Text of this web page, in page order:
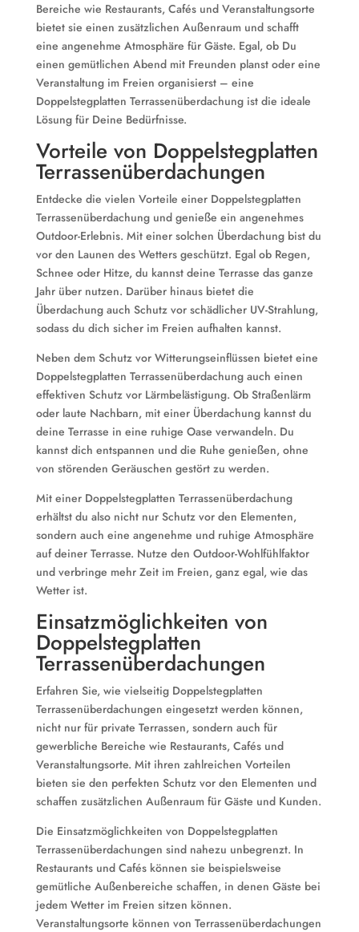
Bereiche wie Restaurants, Cafés und Veranstaltungsorte
bietet sie einen zusätzlichen Außenraum und schafft
eine angenehme Atmosphäre für Gäste. Egal, ob Du
einen gemütlichen Abend mit Freunden planst oder eine
Veranstaltung im Freien organisierst – eine
Doppelstegplatten Terrassenüberdachung ist die ideale
Lösung für Deine Bedürfnisse.
Vorteile von Doppelstegplatten
Terrassenüberdachungen
Entdecke die vielen Vorteile einer Doppelstegplatten
Terrassenüberdachung und genieße ein angenehmes
Outdoor-Erlebnis. Mit einer solchen Überdachung bist du
vor den Launen des Wetters geschützt. Egal ob Regen,
Schnee oder Hitze, du kannst deine Terrasse das ganze
Jahr über nutzen. Darüber hinaus bietet die
Überdachung auch Schutz vor schädlicher UV-Strahlung,
sodass du dich sicher im Freien aufhalten kannst.
Neben dem Schutz vor Witterungseinflüssen bietet eine
Doppelstegplatten Terrassenüberdachung auch einen
effektiven Schutz vor Lärmbelästigung. Ob Straßenlärm
oder laute Nachbarn, mit einer Überdachung kannst du
deine Terrasse in eine ruhige Oase verwandeln. Du
kannst dich entspannen und die Ruhe genießen, ohne
von störenden Geräuschen gestört zu werden.
Mit einer Doppelstegplatten Terrassenüberdachung
erhältst du also nicht nur Schutz vor den Elementen,
sondern auch eine angenehme und ruhige Atmosphäre
auf deiner Terrasse. Nutze den Outdoor-Wohlfühlfaktor
und verbringe mehr Zeit im Freien, ganz egal, wie das
Wetter ist.
Einsatzmöglichkeiten von
Doppelstegplatten
Terrassenüberdachungen
Erfahren Sie, wie vielseitig Doppelstegplatten
Terrassenüberdachungen eingesetzt werden können,
nicht nur für private Terrassen, sondern auch für
gewerbliche Bereiche wie Restaurants, Cafés und
Veranstaltungsorte. Mit ihren zahlreichen Vorteilen
bieten sie den perfekten Schutz vor den Elementen und
schaffen zusätzlichen Außenraum für Gäste und Kunden.
Die Einsatzmöglichkeiten von Doppelstegplatten
Terrassenüberdachungen sind nahezu unbegrenzt. In
Restaurants und Cafés können sie beispielsweise
gemütliche Außenbereiche schaffen, in denen Gäste bei
jedem Wetter im Freien sitzen können.
Veranstaltungsorte können von Terrassenüberdachungen